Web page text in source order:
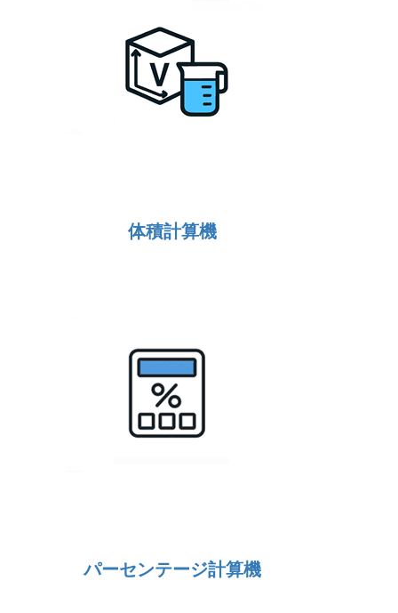
体積計算機
パーセンテージ計算機